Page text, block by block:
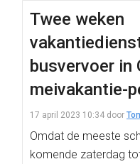
Twee weken
busvervoer in
meivakantie-
17 april 2023 10:34 door
Omdat de meeste
komende zaterdag